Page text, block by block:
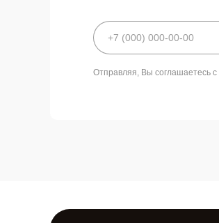
Отправляя, Вы соглашаетесь с